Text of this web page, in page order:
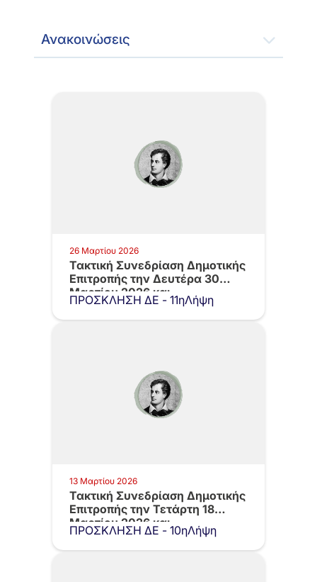
Ανακοινώσεις
26 Μαρτίου 2026
Τακτική Συνεδρίαση Δημοτικής
Επιτροπής την Δευτέρα 30
Μαρτίου 2026 και…
ΠΡΟΣΚΛΗΣΗ ΔΕ - 11ηΛήψη
13 Μαρτίου 2026
Τακτική Συνεδρίαση Δημοτικής
Επιτροπής την Τετάρτη 18
Μαρτίου 2026 και…
ΠΡΟΣΚΛΗΣΗ ΔΕ - 10ηΛήψη